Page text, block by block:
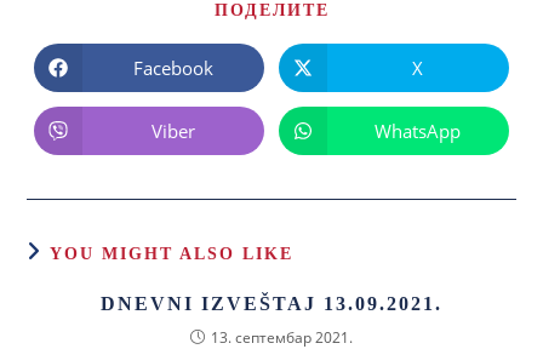
ПОДЕЛИТЕ
Facebook X
Viber WhatsApp
YOU MIGHT ALSO LIKE
DNEVNI IZVEŠTAJ 13.09.2021.
13. септембар 2021.